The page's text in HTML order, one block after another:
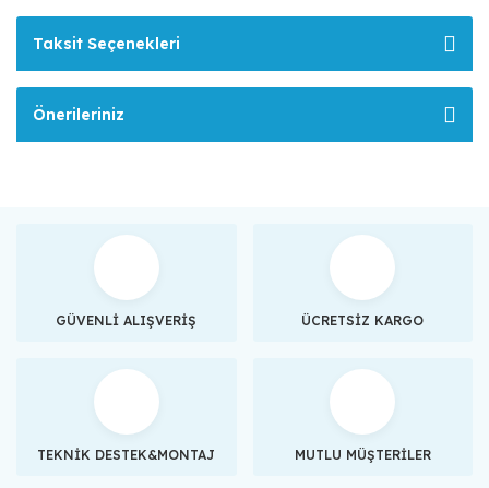
Taksit Seçenekleri
Önerileriniz
GÜVENLİ ALIŞVERİŞ ÜCRETSİZ KARGO
TEKNİK DESTEK&MONTAJ MUTLU MÜŞTERİLER